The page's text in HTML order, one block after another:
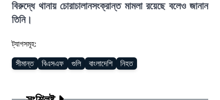
বিরুদ্ধে থানায় চোরাচালানসংক্রান্ত মামলা রয়েছে বলেও জানান
তিনি।
ট্যাগসমূহ:
সীমান্ত বিএসএফ গুলি বাংলাদেশি নিহত